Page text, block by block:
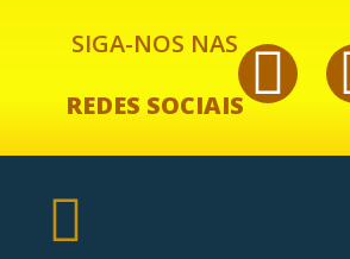
SIGA-NOS NAS
REDES SOCIAIS